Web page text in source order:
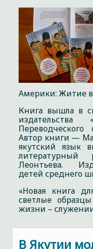
Америки: Житие в
Книга вышла в
Автор книги —
якутский язык
Леонтьева.
детей среднего
«Новая книга
светлые
жизни –
В Якутии